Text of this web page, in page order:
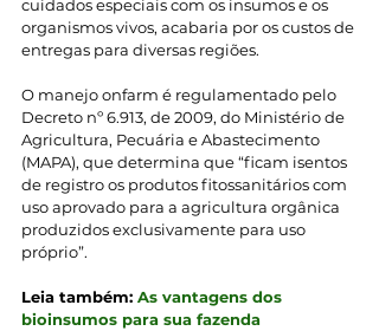
cuidados especiais com os insumos e os
organismos vivos, acabaria por os custos de
entregas para diversas regiões.
O manejo onfarm é regulamentado pelo
Decreto nº 6.913, de 2009, do Ministério de
Agricultura, Pecuária e Abastecimento
(MAPA), que determina que “ficam isentos
de registro os produtos fitossanitários com
uso aprovado para a agricultura orgânica
produzidos exclusivamente para uso
próprio”.
Leia também: As vantagens dos
bioinsumos para sua fazenda